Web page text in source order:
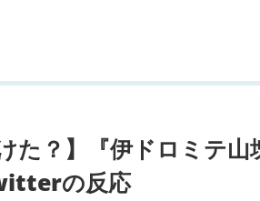
た？】『伊ドロミテ
の反応